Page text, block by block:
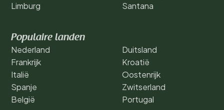
Limburg
Santana
Populaire landen
Nederland
Frankrijk
Italië
Spanje
België
Duitsland
Kroatië
Oostenrijk
Zwitserland
Portugal